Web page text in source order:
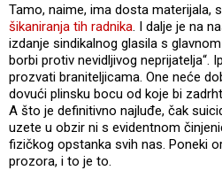
Tamo, naime, ima dosta materijala,
šikaniranja tih radnika. I dalje je na
izdanje sindikalnog glasila s
borbi protiv nevidljivog neprijatelja“.
prozvati braniteljicama. One neće
dovući plinsku bocu od koje bi
A što je definitivno najluđe, čak
uzete u obzir ni s evidentnom
fizičkog opstanka svih nas. Poneki
prozora, i to je to.